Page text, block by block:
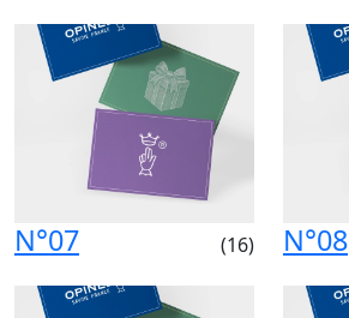
N°07 (16) N°08